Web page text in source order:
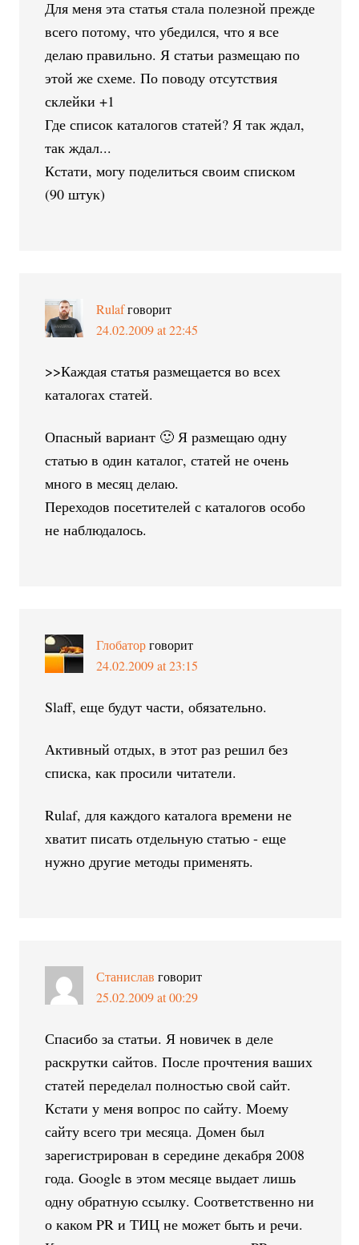
Для меня эта статья стала полезной прежде
всего потому, что убедился, что я все
делаю правильно. Я статьи размещаю по
этой же схеме. По поводу отсутствия
склейки +1
Где список каталогов статей? Я так ждал,
так ждал...
Кстати, могу поделиться своим списком
(90 штук)
Rulafговорит
24.02.2009 at 22:45
>>Каждая статья размещается во всех
каталогах статей.
Опасный вариант 🙂 Я размещаю одну
статью в один каталог, статей не очень
много в месяц делаю.
Переходов посетителей с каталогов особо
не наблюдалось.
Глобатор говорит
24.02.2009 at 23:15
Slaff, еще будут части, обязательно.
Активный отдых, в этот раз решил без
списка, как просили читатели.
Rulaf, для каждого каталога времени не
хватит писать отдельную статью - еще
нужно другие методы применять.
Станислав говорит
25.02.2009 at 00:29
Спасибо за статьи. Я новичек в деле
раскрутки сайтов. После прочтения ваших
статей переделал полностью свой сайт.
Кстати у меня вопрос по сайту. Моему
сайту всего три месяца. Домен был
зарегистрирован в середине декабря 2008
года. Google в этом месяце выдает лишь
одну обратную ссылку. Соответственно ни
о каком PR и ТИЦ не может быть и речи.